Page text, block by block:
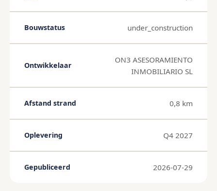
Bouwstatus under_construction
Ontwikkelaar
ON3 ASESORAMIENTO
INMOBILIARIO SL
Afstand strand 0,8 km
Oplevering Q4 2027
Gepubliceerd 2026-07-29